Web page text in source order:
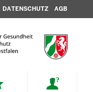
DATENSCHUTZ AGB